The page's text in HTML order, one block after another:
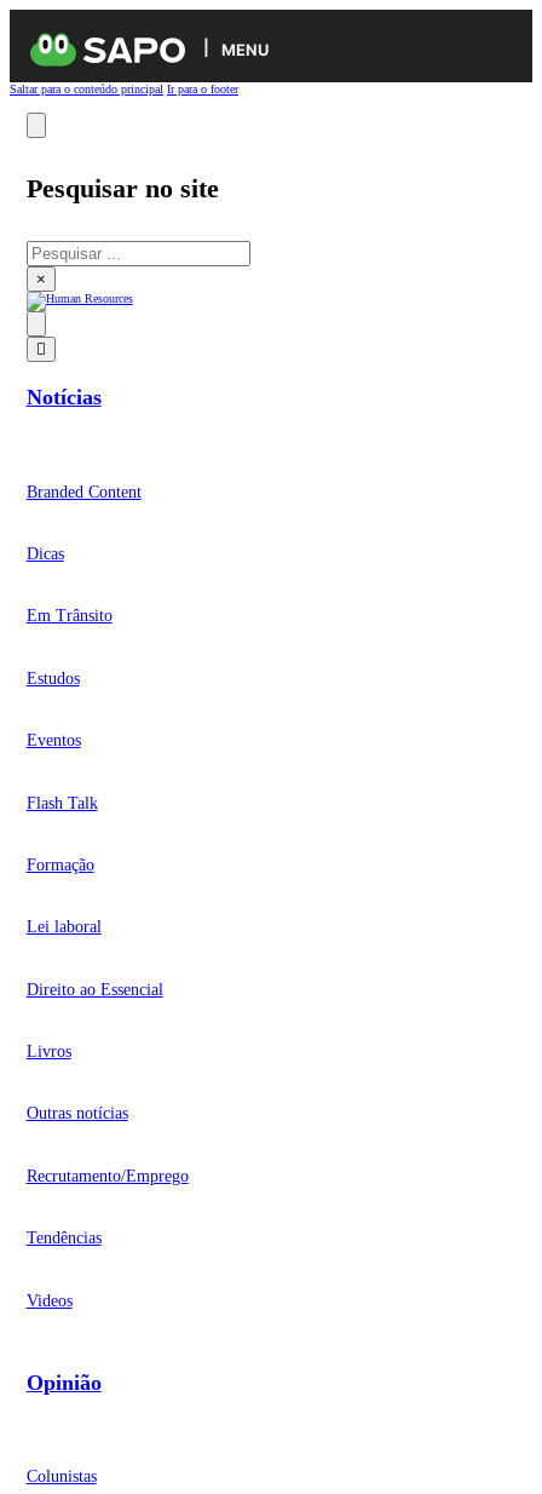
MENU
Saltar para o conteúdo principal Ir para o footer
Pesquisar no site
Pesquisar
×
Notícias
Branded Content
Dicas
Em Trânsito
Estudos
Eventos
Flash Talk
Formação
Lei laboral
Direito ao Essencial
Livros
Outras notícias
Recrutamento/Emprego
Tendências
Videos
Opinião
Colunistas